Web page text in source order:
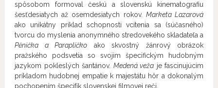
spôsobom formoval českú a slovenskú kinematografiu
šesťdesiatych až osemdesiatych rokov. Marketa Lazarová
ako unikátny príklad schopnosti vcítenia sa (súčasného)
tvorcu do myslenia anonymného stredovekého skladateľa a
Pěnička a Paraplíčko ako skvostný žánrový obrázok
pražského podsvetia so svojim špecifickým hudobným
jazykom pokleslých šantánov. Medená veža je fascinujúcim
príkladom hudobnej empatie k majestátu hôr a dokonalým
pochopením špecifík slovenskej filmovej reči.